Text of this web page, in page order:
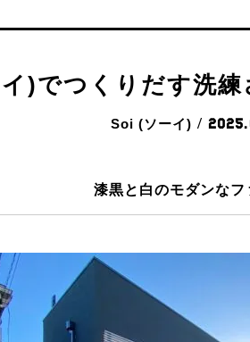
)でつくりだす洗
Soi (ソーイ) /
漆黒と白のモダンなフ